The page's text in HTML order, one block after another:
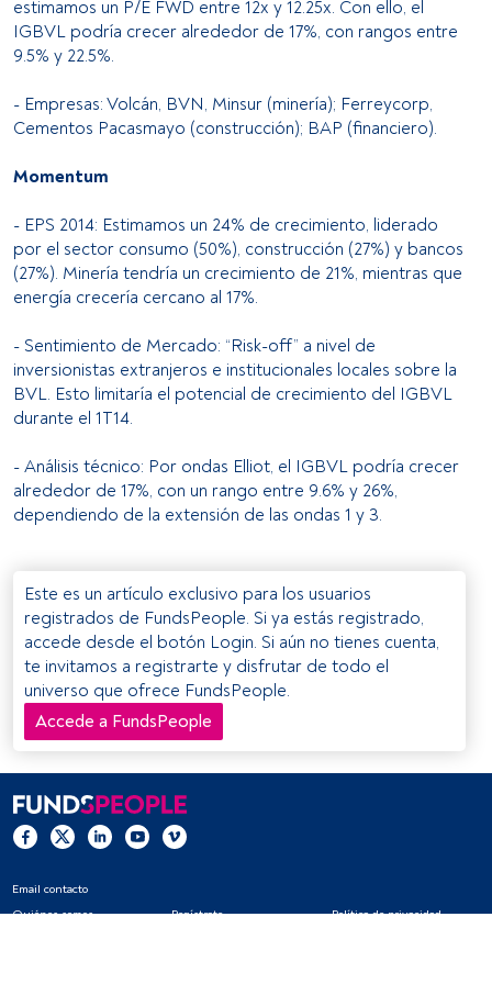
estimamos un P/E FWD entre 12x y 12.25x. Con ello, el
IGBVL podría crecer alrededor de 17%, con rangos entre
9.5% y 22.5%.
- Empresas: Volcán, BVN, Minsur (minería); Ferreycorp,
Cementos Pacasmayo (construcción); BAP (financiero).
Momentum
- EPS 2014: Estimamos un 24% de crecimiento, liderado
por el sector consumo (50%), construcción (27%) y bancos
(27%). Minería tendría un crecimiento de 21%, mientras que
energía crecería cercano al 17%.
- Sentimiento de Mercado: “Risk-off” a nivel de
inversionistas extranjeros e institucionales locales sobre la
BVL. Esto limitaría el potencial de crecimiento del IGBVL
durante el 1T14.
- Análisis técnico: Por ondas Elliot, el IGBVL podría crecer
alrededor de 17%, con un rango entre 9.6% y 26%,
dependiendo de la extensión de las ondas 1 y 3.
Este es un artículo exclusivo para los usuarios
registrados de FundsPeople. Si ya estás registrado,
accede desde el botón Login. Si aún no tienes cuenta,
te invitamos a registrarte y disfrutar de todo el
universo que ofrece FundsPeople.
Accede a FundsPeople
Email contacto
Quiénes somos
Regístrate
Política de privacidad